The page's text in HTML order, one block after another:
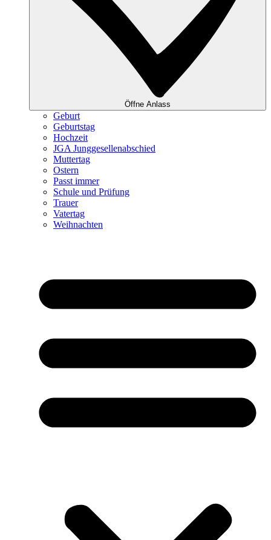
Öffne Anlass
Geburt
Geburtstag
Hochzeit
JGA Junggesellenabschied
Muttertag
Ostern
Passt immer
Schule und Prüfung
Trauer
Vatertag
Weihnachten